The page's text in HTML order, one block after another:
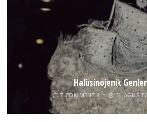
Halüsinojenik Genler
7 COMMENTS 31